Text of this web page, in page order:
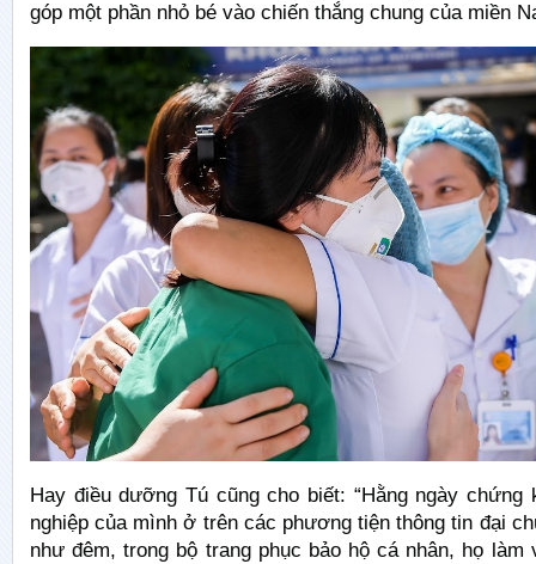
góp một phần nhỏ bé vào chiến thắng chung của miền
Hay điều dưỡng Tú cũng cho biết: “Hằng ngày chứng
nghiệp của mình ở trên các phương tiện thông tin đại
như đêm, trong bộ trang phục bảo hộ cá nhân, họ làm